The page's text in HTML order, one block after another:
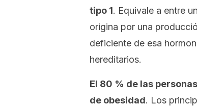
tipo 1. Equivale a entre
origina por una
deficiente de esa
hereditarios.
El 80 % de las
de obesidad. Los